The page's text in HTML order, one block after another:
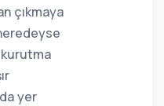
çıkmaya
yer